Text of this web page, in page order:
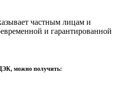
частным лицам и
и гарантированной
можно получить: